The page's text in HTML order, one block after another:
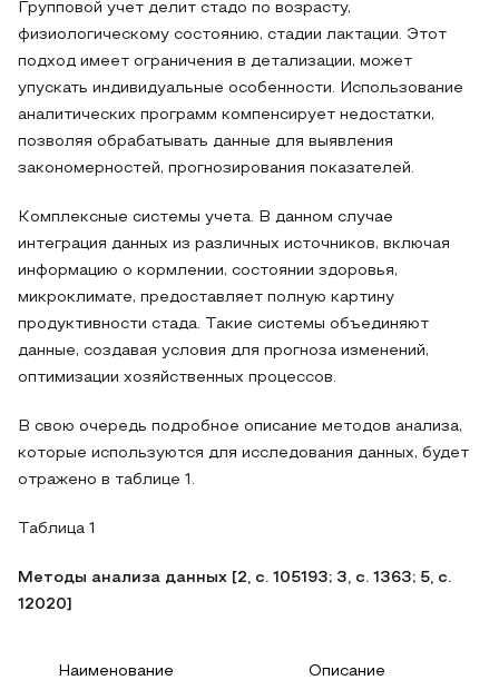
Групповой учет делит стадо по возрасту,
физиологическому состоянию, стадии лактации. Этот
подход имеет ограничения в детализации, может
упускать индивидуальные особенности. Использование
аналитических программ компенсирует недостатки,
позволяя обрабатывать данные для выявления
закономерностей, прогнозирования показателей.
Комплексные системы учета. В данном случае
интеграция данных из различных источников, включая
информацию о кормлении, состоянии здоровья,
микроклимате, предоставляет полную картину
продуктивности стада. Такие системы объединяют
данные, создавая условия для прогноза изменений,
оптимизации хозяйственных процессов.
В свою очередь подробное описание методов анализа,
которые используются для исследования данных, будет
отражено в таблице 1.
Таблица 1
Методы анализа данных [2, с. 105193; 3, с. 1363; 5, с.
12020]
Наименование Описание